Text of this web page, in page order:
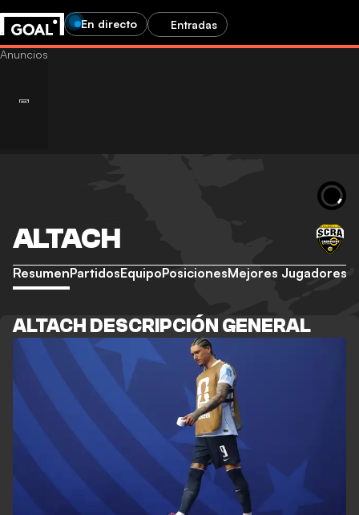
En directo Entradas
ALTACH
ResumenPartidosEquipoPosicionesMejores Jugadores
ALTACH DESCRIPCIÓN GENERAL